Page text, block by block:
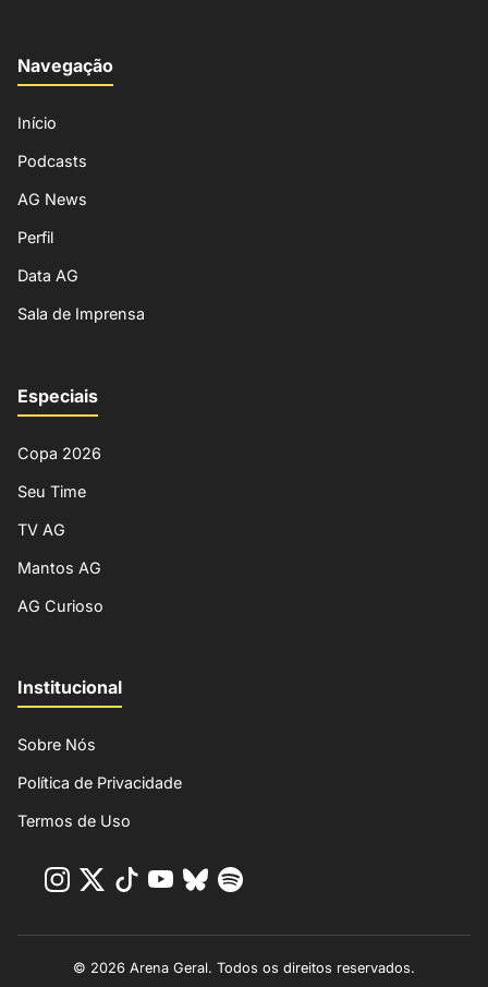
Navegação
Início
Podcasts
AG News
Perfil
Data AG
Sala de Imprensa
Especiais
Copa 2026
Seu Time
TV AG
Mantos AG
AG Curioso
Institucional
Sobre Nós
Política de Privacidade
Termos de Uso
© 2026 Arena Geral. Todos os direitos reservados.